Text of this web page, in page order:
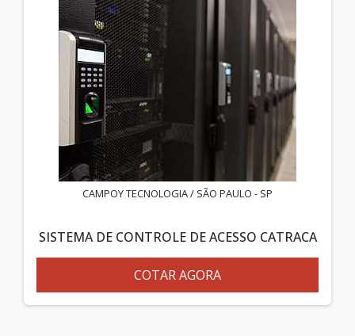
CAMPOY TECNOLOGIA / SÃO PAULO - SP
SISTEMA DE CONTROLE DE ACESSO CATRACA
COTAR AGORA